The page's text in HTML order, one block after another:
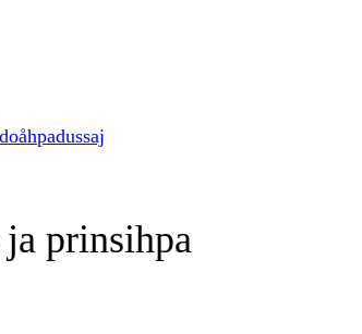
ja prinsihpa